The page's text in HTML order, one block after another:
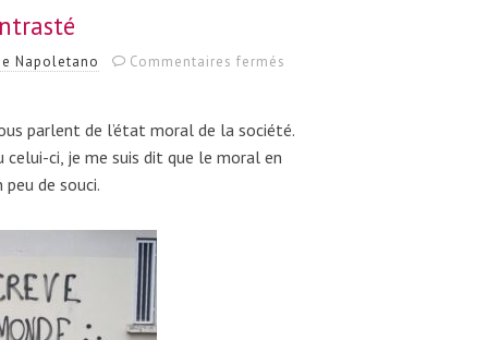
Napoletano Commentaires fermés
parlent de l’état moral de la société.
celui-ci, je me suis dit que le moral en
de souci.